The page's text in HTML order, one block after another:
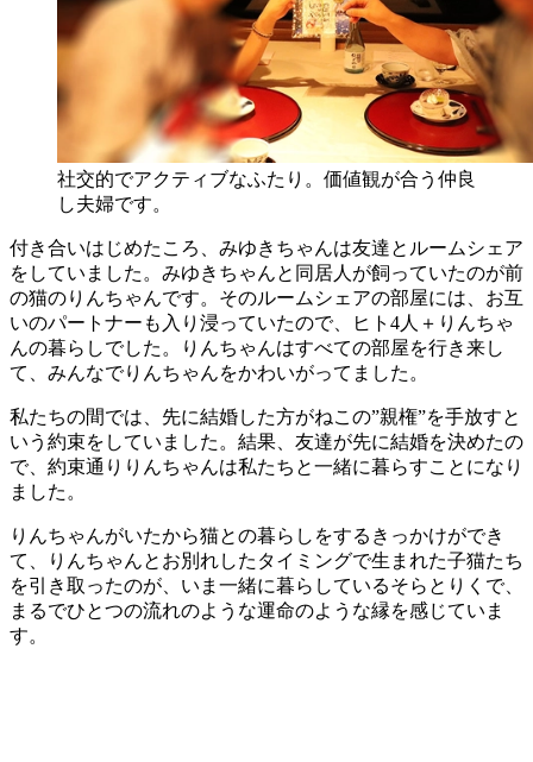
社交的でアクティブなふたり。価値観が合う仲良
し夫婦です。
付き合いはじめたころ、みゆきちゃんは友達とルームシェア
をしていました。みゆきちゃんと同居人が飼っていたのが前
の猫のりんちゃんです。そのルームシェアの部屋には、お互
いのパートナーも入り浸っていたので、ヒト4人＋りんちゃ
んの暮らしでした。りんちゃんはすべての部屋を行き来し
て、みんなでりんちゃんをかわいがってました。
私たちの間では、先に結婚した方がねこの”親権”を手放すと
いう約束をしていました。結果、友達が先に結婚を決めたの
で、約束通りりんちゃんは私たちと一緒に暮らすことになり
ました。
りんちゃんがいたから猫との暮らしをするきっかけができ
て、りんちゃんとお別れしたタイミングで生まれた子猫たち
を引き取ったのが、いま一緒に暮らしているそらとりくで、
まるでひとつの流れのような運命のような縁を感じていま
す。